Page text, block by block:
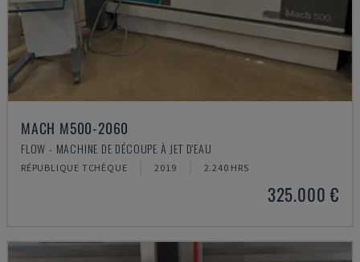
MACH M500-2060
FLOW - MACHINE DE DÉCOUPE À JET D'EAU
RÉPUBLIQUE TCHÈQUE 2019 2.240 HRS
325.000 €